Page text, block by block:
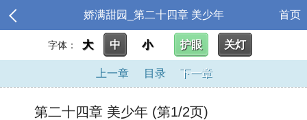
娇满甜园_第二十四章 美少年 首页
字体： 大 中 小 护眼 关灯
上一章 目录 下一章
第二十四章 美少年 (第1/2页)